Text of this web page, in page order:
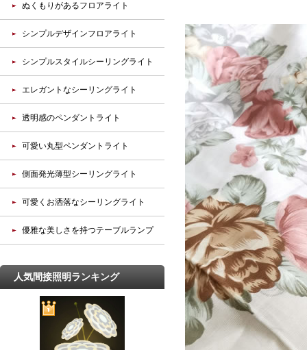
ぬくもりがあるフロアライト
シンプルデザインフロアライト
シンプルスタイルシーリングライト
エレガントなシーリングライト
透明感のペンダントライト
可愛い丸型ペンダントライト
側面発光薄型シーリングライト
可愛くお洒落なシーリングライト
優雅な美しさを持つテーブルランプ
人気間接照明ランキング